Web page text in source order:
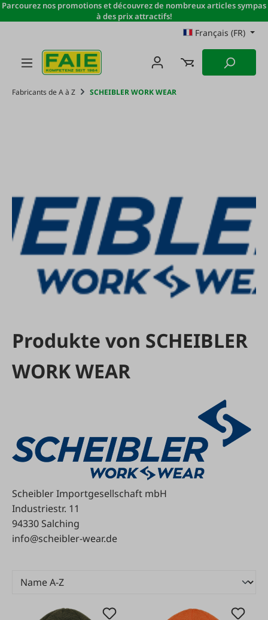
Passer au contenu principal
Parcourez nos promotions et découvrez de nombreux articles sympas
à des prix attractifs!
Français (FR)
Fabricants de A à Z SCHEIBLER WORK WEAR
Produkte von SCHEIBLER
WORK WEAR
Scheibler Importgesellschaft mbH
Industriestr. 11
94330 Salching
info@scheibler-wear.de